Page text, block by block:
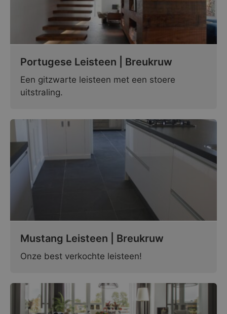
Portugese Leisteen | Breukruw
Een gitzwarte leisteen met een stoere
uitstraling.
Mustang Leisteen | Breukruw
Onze best verkochte leisteen!